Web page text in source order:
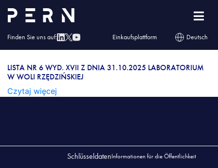
Finden Sie uns auf: Einkaufsplattform Deutsch
Lista nr 6 wyd. XVII z dnia 31.10.2025
Laboratorium w Woli Rzędzińskiej
LISTA NR 6 WYD. XVII Z DNIA 31.10.2025
LABORATORIUM W WOLI RZĘDZIŃSKIEJ
LISTA NR 6 WYD. XVII Z DNIA 31.10.2025 LABORATORIUM
W WOLI RZĘDZIŃSKIEJ
Czytaj więcej
SchlüsseldatenInformationen für die Öffentlichkeit